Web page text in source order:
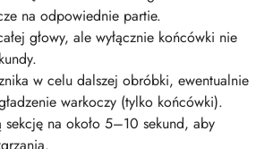
na odpowiednie partie.
głowy, ale wyłącznie końcówki nie
w celu dalszej obróbki, ewentualnie
warkoczy (tylko końcówki).
sekcję na około 5–10 sekund, aby